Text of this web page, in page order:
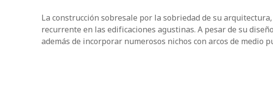
La construcción sobresale por la sobriedad de su
recurrente en las edificaciones agustinas. A pesar de su
además de incorporar numerosos nichos con arcos de medio